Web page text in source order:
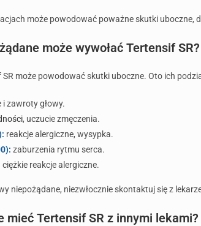
może powodować poważne skutki uboczne,
może wywołać Tertensif SR?
SR może powodować skutki uboczne. Oto ich
i zawroty głowy.
, uczucie zmęczenia.
reakcje alergiczne, wysypka.
zaburzenia rytmu serca.
ciężkie reakcje alergiczne.
niepożądane, niezwłocznie skontaktuj się z
mieć Tertensif SR z innymi lekami?